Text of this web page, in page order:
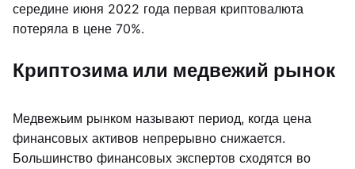
середине июня 2022 года первая криптовалюта
потеряла в цене 70%.
Криптозима или медвежий рынок
Медвежьим рынком называют период, когда цена
финансовых активов непрерывно снижается.
Большинство финансовых экспертов сходятся во